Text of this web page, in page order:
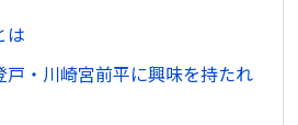
は
戸・川崎宮前平に興味を持たれ